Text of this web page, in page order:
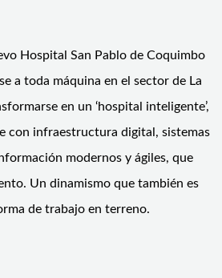
Hospital San Pablo de Coquimbo
a toda máquina en el sector de La
en un ‘hospital inteligente’,
con infraestructura digital, sistemas
modernos y ágiles, que
Un dinamismo que también es
de trabajo en terreno.